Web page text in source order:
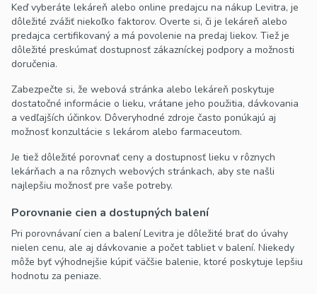
Keď vyberáte lekáreň alebo online predajcu na nákup Levitra, je
dôležité zvážiť niekoľko faktorov. Overte si, či je lekáreň alebo
predajca certifikovaný a má povolenie na predaj liekov. Tiež je
dôležité preskúmať dostupnosť zákazníckej podpory a možnosti
doručenia.
Zabezpečte si, že webová stránka alebo lekáreň poskytuje
dostatočné informácie o lieku, vrátane jeho použitia, dávkovania
a vedľajších účinkov. Dôveryhodné zdroje často ponúkajú aj
možnosť konzultácie s lekárom alebo farmaceutom.
Je tiež dôležité porovnať ceny a dostupnosť lieku v rôznych
lekárňach a na rôznych webových stránkach, aby ste našli
najlepšiu možnosť pre vaše potreby.
Porovnanie cien a dostupných balení
Pri porovnávaní cien a balení Levitra je dôležité brať do úvahy
nielen cenu, ale aj dávkovanie a počet tabliet v balení. Niekedy
môže byť výhodnejšie kúpiť väčšie balenie, ktoré poskytuje lepšiu
hodnotu za peniaze.